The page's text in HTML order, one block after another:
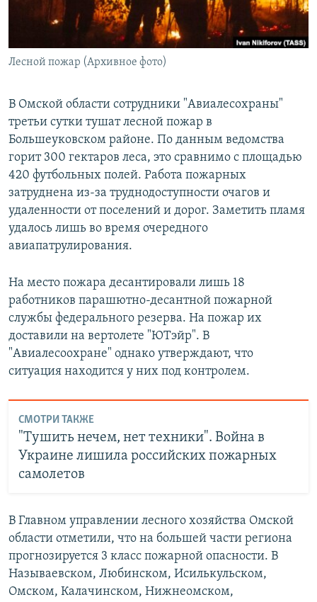
СОЦИАЛЬНЫЕ СЕТИ
Все сайты РСЕ/РС
Лесной пожар (Архивное фото)
В Омской области сотрудники "Авиалесохраны"
третьи сутки тушат лесной пожар в
Большеуковском районе. По данным ведомства
горит 300 гектаров леса, это сравнимо с площадью
420 футбольных полей. Работа пожарных
затруднена из-за труднодоступности очагов и
удаленности от поселений и дорог. Заметить пламя
удалось лишь во время очередного
авиапатрулирования.
На место пожара десантировали лишь 18
работников парашютно-десантной пожарной
службы федерального резерва. На пожар их
доставили на вертолете "ЮТэйр". В
"Авиалесоохране" однако утверждают, что
ситуация находится у них под контролем.
СМОТРИ ТАКЖЕ
"Тушить нечем, нет техники". Война в
Украине лишила российских пожарных
самолетов
В Главном управлении лесного хозяйства Омской
области отметили, что на большей части региона
прогнозируется 3 класс пожарной опасности. В
Называевском, Любинском, Исилькульском,
Омском, Калачинском, Нижнеомском,